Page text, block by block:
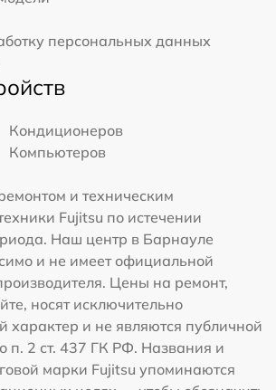
персональных данных
Кондиционеров
Компьютеров
и техническим
Fujitsu по истечении
Наш центр в Барнауле
и не имеет официальной
Цены на ремонт,
носят исключительно
характер и не являются публичной
п. 2 ст. 437 ГК РФ. Названия и
марки Fujitsu упоминаются